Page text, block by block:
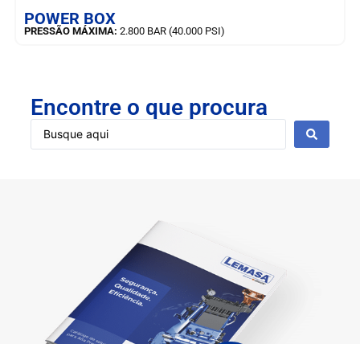
POWER BOX
PRESSÃO MÁXIMA: 2.800 BAR (40.000 PSI)
Encontre o que procura